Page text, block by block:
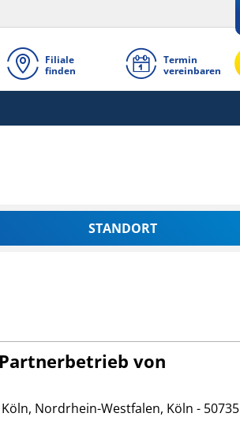
Filiale
finden
Termin
vereinbaren
STANDORT
von
Nordrhein-Westfalen, Köln - 50735